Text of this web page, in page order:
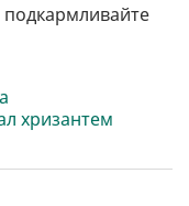
подкармливайте
хризантем